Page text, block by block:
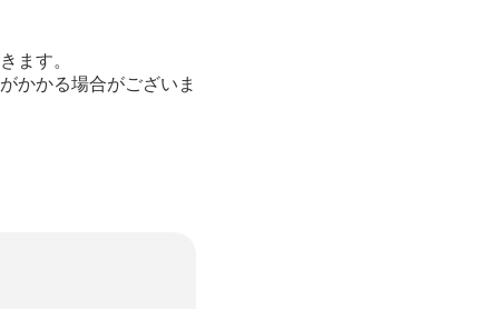
ます。
かかる場合がございま